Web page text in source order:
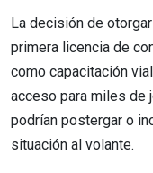
La decisión de
primera licencia de
como capacitación
acceso para miles de
podrían postergar o
situación al volante.